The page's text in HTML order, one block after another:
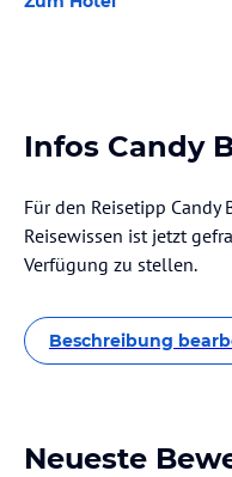
Infos Candy
Für den Reisetipp
Reisewissen ist jetzt
Verfügung zu stellen.
Beschreibung
Neueste